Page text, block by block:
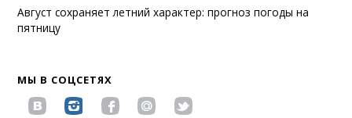
Август сохраняет летний характер: прогноз погоды на
пятницу
МЫ В СОЦСЕТЯХ